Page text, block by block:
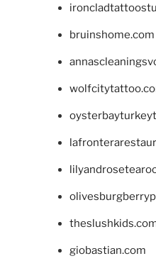
bruinshome.com
giobastian.com